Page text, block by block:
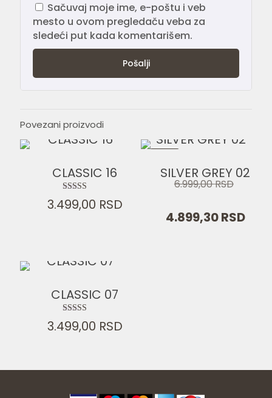
Sačuvaj moje ime, e-poštu i veb
mesto u ovom pregledaču veba za
sledeći put kada komentarišem.
Povezani proizvodi
CLASSIC 16
Ocenjeno
sa
3.499,00 RSD
SILVER GREY 02
6.999,00RSD
bila:
4.899,30RSD
CLASSIC 07
Ocenjeno sa
5.00
3.499,00 RSD